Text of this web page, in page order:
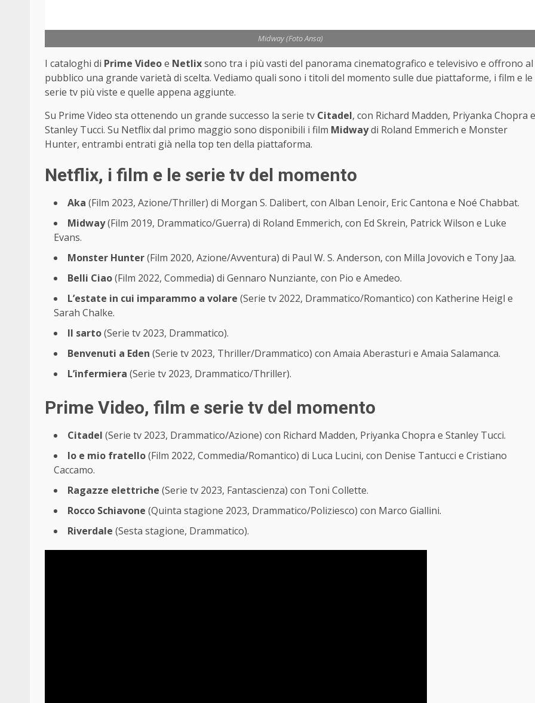
Midway (Foto Ansa)
I cataloghi di Prime Videoe Netlixsono tra i più vasti del panorama cinematografico e televisivo e offrono al
pubblico una grande varietà di scelta. Vediamo quali sono i titoli del momento sulle due piattaforme, i film e le
serie tv più viste e quelle appena aggiunte.
Su Prime Video sta ottenendo un grande successo la serie tv Citadel, con Richard Madden, Priyanka Chopra e
Stanley Tucci. Su Netflix dal primo maggio sono disponibili i film Midwaydi Roland Emmerich e Monster
Hunter, entrambi entrati già nella top ten della piattaforma.
Netflix, i film e le serie tv del momento
Aka (Film 2023, Azione/Thriller) di Morgan S. Dalibert, con Alban Lenoir, Eric Cantona e Noé Chabbat.
Midway(Film 2019, Drammatico/Guerra) di Roland Emmerich, con Ed Skrein, Patrick Wilson e Luke
Evans.
Monster Hunter(Film 2020, Azione/Avventura) di Paul W. S. Anderson, con Milla Jovovich e Tony Jaa.
Belli Ciao(Film 2022, Commedia) di Gennaro Nunziante, con Pio e Amedeo.
L’estate in cui imparammo a volare (Serie tv 2022, Drammatico/Romantico) con Katherine Heigl e
Sarah Chalke.
Il sarto(Serie tv 2023, Drammatico).
Benvenuti a Eden (Serie tv 2023, Thriller/Drammatico) con Amaia Aberasturi e Amaia Salamanca.
L’infermiera (Serie tv 2023, Drammatico/Thriller).
Prime Video, film e serie tv del momento
Citadel (Serie tv 2023, Drammatico/Azione) con Richard Madden, Priyanka Chopra e Stanley Tucci.
Io e mio fratello(Film 2022, Commedia/Romantico) di Luca Lucini, con Denise Tantucci e Cristiano
Caccamo.
Ragazze elettriche (Serie tv 2023, Fantascienza) con Toni Collette.
Rocco Schiavone (Quinta stagione 2023, Drammatico/Poliziesco) con Marco Giallini.
Riverdale (Sesta stagione, Drammatico).